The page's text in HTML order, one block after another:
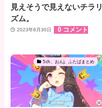
見えそうで見えないチラリ
ズム。
2023年8月30日 0 コメント
5ch、おんj、ふたばまとめ